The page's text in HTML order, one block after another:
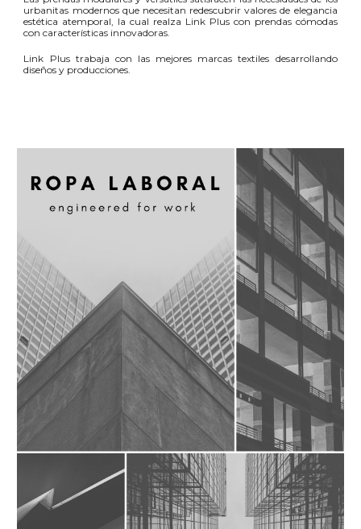
urbanitas modernos que necesitan redescubrir valores de elegancia
estética atemporal, la cual realza Link Plus con prendas cómodas
concaracterísticas innovadoras.
Link Plus trabaja con las mejores marcas textiles desarrollando
diseños y producciones.